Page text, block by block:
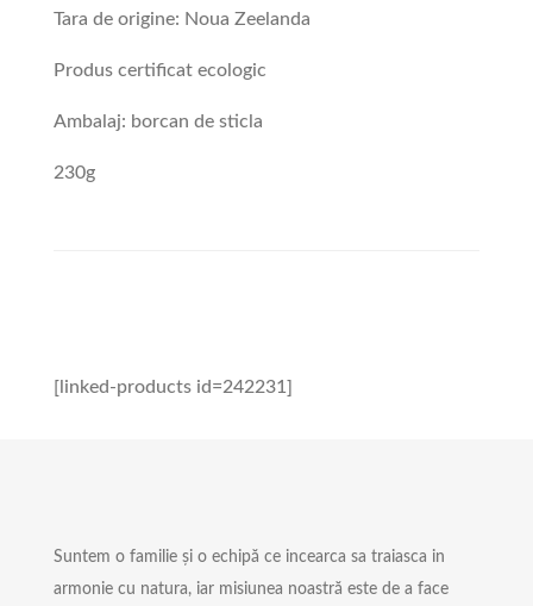
Tara de origine: Noua Zeelanda
Produs certificat ecologic
Ambalaj: borcan de sticla
230g
[linked-products id=242231]
Suntem o familie și o echipă ce incearca sa traiasca in
armonie cu natura, iar misiunea noastră este de a face